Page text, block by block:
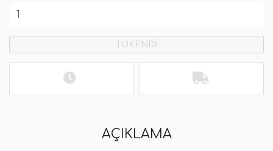
TÜKENDİ
AÇIKLAMA